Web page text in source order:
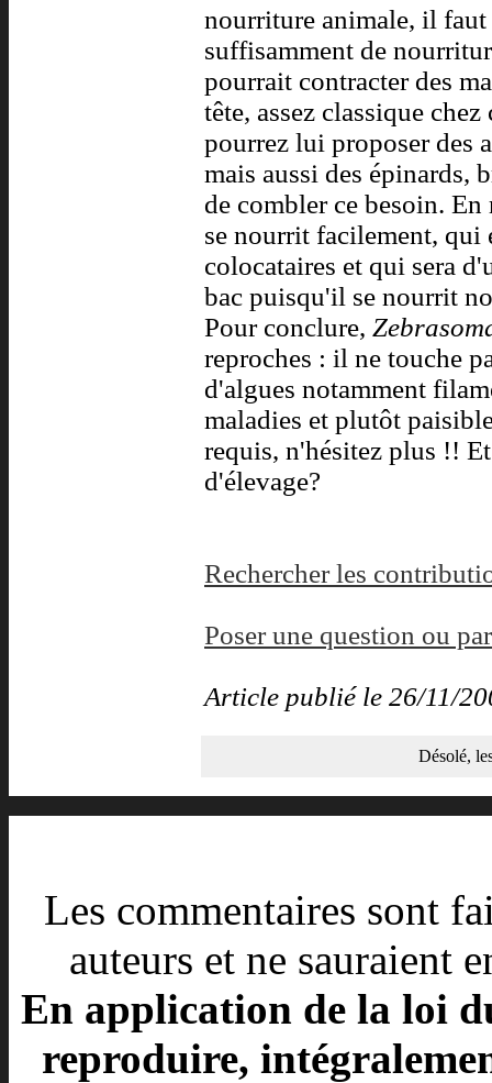
nourriture animale, il
suffisamment de
pourrait contracter des
tête, assez classique
pourrez lui proposer des
mais aussi des épinards,
de combler ce besoin.
se nourrit facilement, qui
colocataires et qui sera
bac puisqu'il se nourrit
Pour conclure,
reproches : il ne touche
d'algues notamment
maladies et plutôt
requis, n'hésitez plus !!
d'élevage?
Rechercher les
Poser une question ou
Article publié le 26/11/
Désolé,
Les commentaires sont
auteurs et ne sauraient
En application de la loi
reproduire,